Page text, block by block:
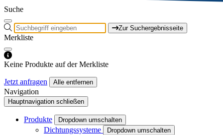
Suche
Zur Suchergebnisseite
Merkliste
Keine Produkte auf der Merkliste
Jetzt anfragen Alle entfernen
Navigation
Hauptnavigation schließen
Produkte Dropdown umschalten
Dichtungssysteme Dropdown umschalten